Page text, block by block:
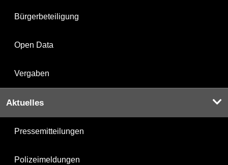
Bürgerbeteiligung
Open Data
Vergaben
Aktuelles
Pressemitteilungen
Polizeimeldungen